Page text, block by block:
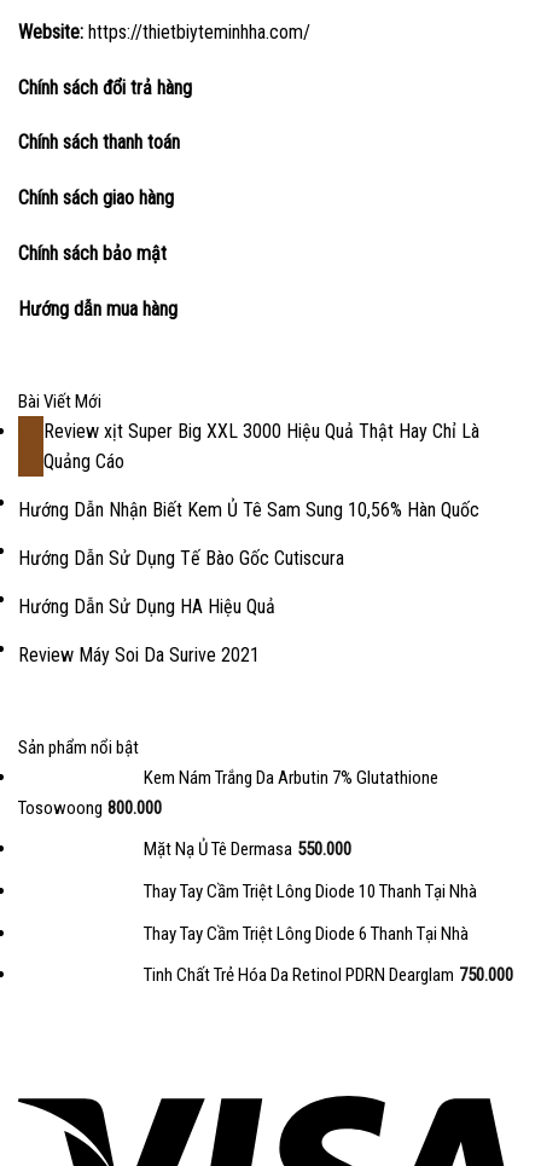
Website: https://thietbiyteminhha.com/
Chính sách đổi trả hàng
Chính sách thanh toán
Chính sách giao hàng
Chính sách bảo mật
Hướng dẫn mua hàng
Bài Viết Mới
Review xịt Super Big XXL 3000 Hiệu Quả Thật Hay Chỉ Là
Quảng Cáo
Hướng Dẫn Nhận Biết Kem Ủ Tê Sam Sung 10,56% Hàn Quốc
Hướng Dẫn Sử Dụng Tế Bào Gốc Cutiscura
Hướng Dẫn Sử Dụng HA Hiệu Quả
Review Máy Soi Da Surive 2021
Sản phẩm nổi bật
Kem Nám Trắng Da Arbutin 7% Glutathione
Tosowoong 800.000
Mặt Nạ Ủ Tê Dermasa 550.000
Thay Tay Cầm Triệt Lông Diode 10 Thanh Tại Nhà
Thay Tay Cầm Triệt Lông Diode 6 Thanh Tại Nhà
Tinh Chất Trẻ Hóa Da Retinol PDRN Dearglam 750.000